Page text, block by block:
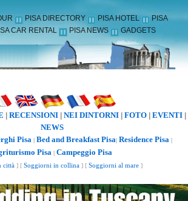
PISA DIRECTORY PISA HOTEL
PISA
CAR RENTAL PISA NEWS GADGETS
RECENSIONI| NEI DINTORNI| FOTO| EVENTI|
NEWS
Pisa | Bed and Breakfast Pisa| Residence Pisa |
Pisa| Campeggio Pisa
città] [ Soggiorni in collina] [ Soggiorni al mare]